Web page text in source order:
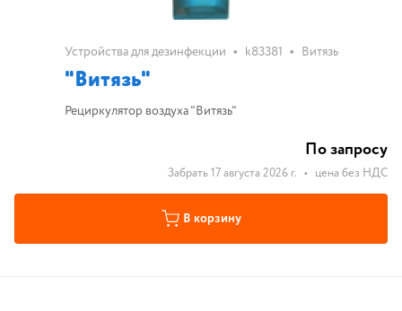
Устройства для дезинфекции • k83381 • Витязь
"Витязь"
Рециркулятор воздуха "Витязь"
По запросу
Забрать 17 августа 2026 г. • цена без НДС
В корзину